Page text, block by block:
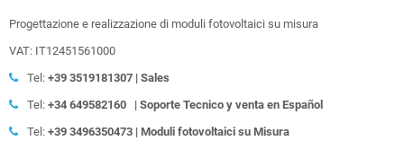
Progettazione e realizzazione di moduli fotovoltaici su misura
VAT: IT12451561000
Tel: +39 3519181307 | Sales
Tel: +34 649582160 | Soporte Tecnico y venta en Español
Tel: +39 3496350473 | Moduli fotovoltaici su Misura